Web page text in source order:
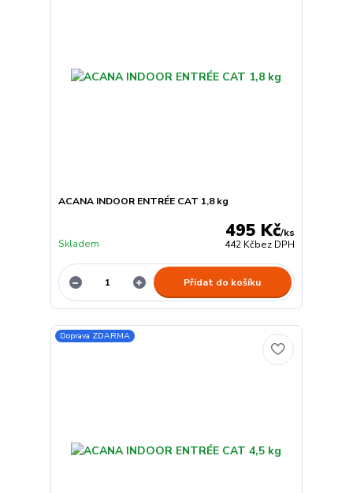
ACANA INDOOR ENTRÉE CAT 1,8 kg
495 Kč/ks
442 Kčbez DPH
Skladem
Přidat do košíku
Doprava ZDARMA